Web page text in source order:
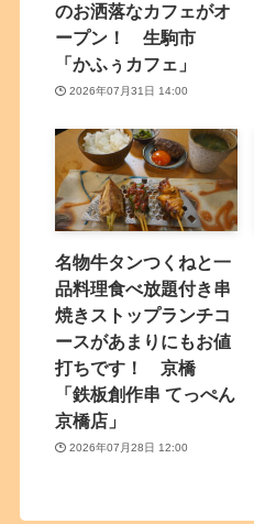
のお洒落なカフェがオ
ープン！ 生駒市
「かふぅカフェ」
2026年07月31日 14:00
名物牛タンつくねと一
品料理食べ放題付き串
焼きストップランチコ
ースがあまりにもお値
打ちです！ 京橋
「鉄板創作串 てっぺん
京橋店」
2026年07月28日 12:00